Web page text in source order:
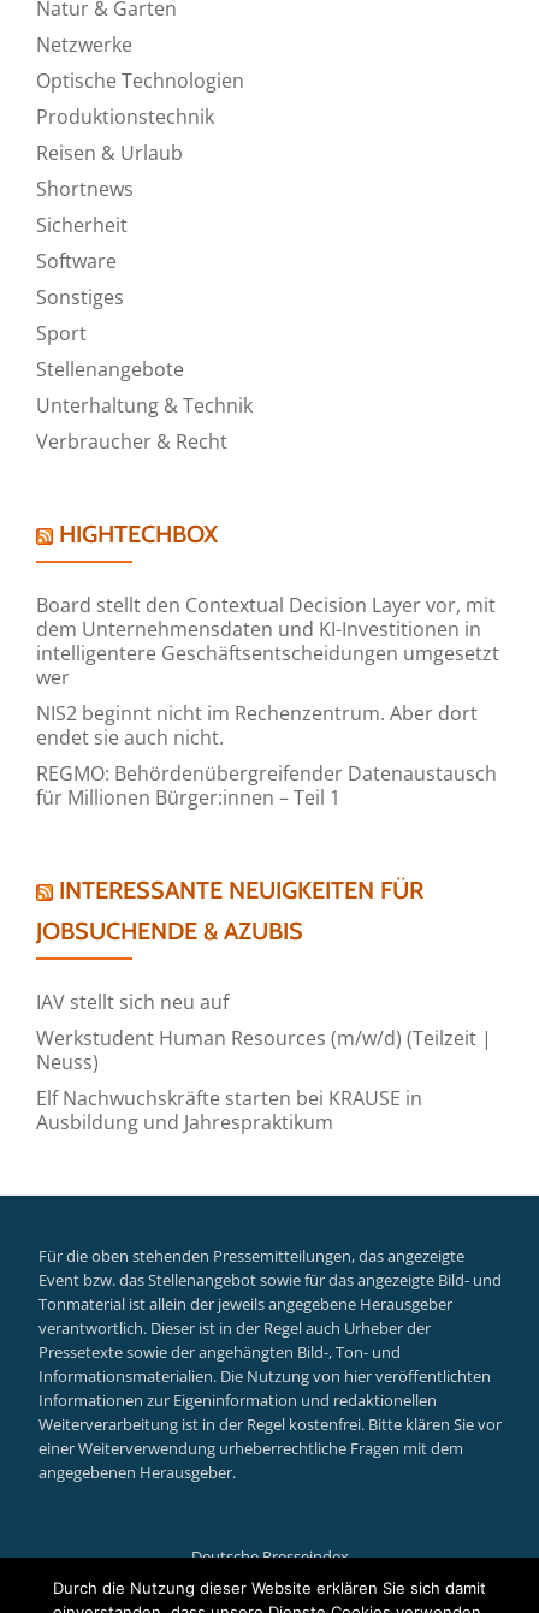
Natur & Garten
Netzwerke
Optische Technologien
Produktionstechnik
Reisen & Urlaub
Shortnews
Sicherheit
Software
Sonstiges
Sport
Stellenangebote
Unterhaltung & Technik
Verbraucher & Recht
HIGHTECHBOX
Board stellt den Contextual Decision Layer vor, mit
dem Unternehmensdaten und KI-Investitionen in
intelligentere Geschäftsentscheidungen umgesetzt
wer
NIS2 beginnt nicht im Rechenzentrum. Aber dort
endet sie auch nicht.
REGMO: Behördenübergreifender Datenaustausch
für Millionen Bürger:innen – Teil 1
INTERESSANTE NEUIGKEITEN FÜR
JOBSUCHENDE & AZUBIS
IAV stellt sich neu auf
Werkstudent Human Resources (m/w/d) (Teilzeit |
Neuss)
Elf Nachwuchskräfte starten bei KRAUSE in
Ausbildung und Jahrespraktikum
Für die oben stehenden Pressemitteilungen, das angezeigte
Event bzw. das Stellenangebot sowie für das angezeigte Bild- und
Tonmaterial ist allein der jeweils angegebene Herausgeber
verantwortlich. Dieser ist in der Regel auch Urheber der
Pressetexte sowie der angehängten Bild-, Ton- und
Informationsmaterialien. Die Nutzung von hier veröffentlichten
Informationen zur Eigeninformation und redaktionellen
Weiterverarbeitung ist in der Regel kostenfrei. Bitte klären Sie vor
einer Weiterverwendung urheberrechtliche Fragen mit dem
angegebenen Herausgeber.
Deutsche Presseindex
Secondary
Durch die Nutzung dieser Website erklären Sie sich damit